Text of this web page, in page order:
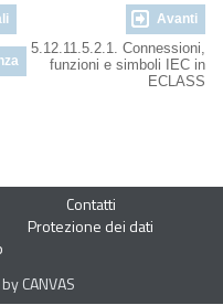
Avanti
5.12.11.5.2.1. Connessioni,
funzioni e simboli IEC in
ECLASS
Contatti
Protezione dei dati
CANVAS